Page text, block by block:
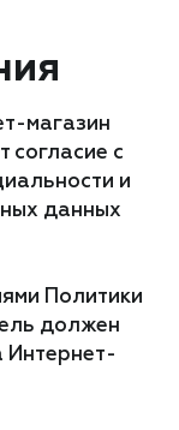
магазин
согласие с
и
данных
Политики
должен
Интернет-